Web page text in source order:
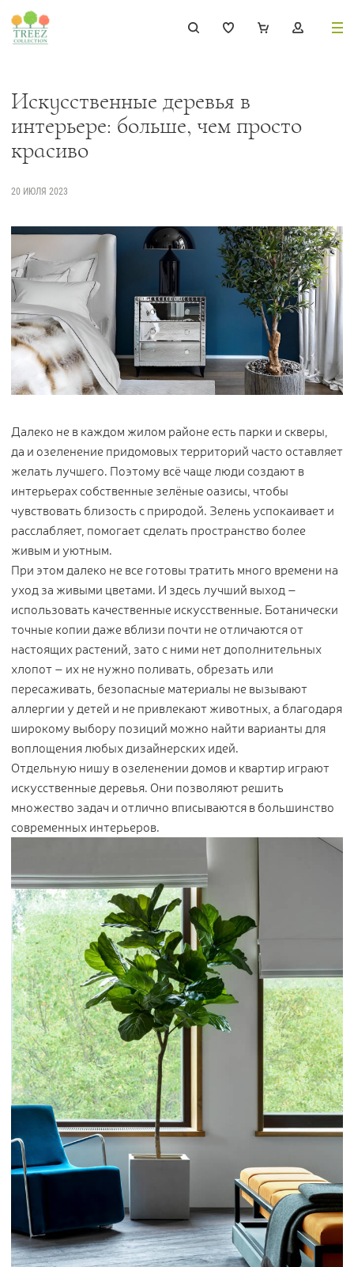
Деревья
Растения, кусты, мох и трава
Ампельные растения
Кашпо
Дизайнерские композиции 17
Цветы 123
Товары с 3D-моделями 499
Алфавитный указатель
О Treez
Доставка и оплата
Вопросы и ответы
Новости
Статьи
Идеи
СМИ о нас
Искусственные деревья в
интерьере: больше, чем просто
красиво
20 ИЮЛЯ 2023
Далеко не в каждом жилом районе есть парки и скверы,
да и озеленение придомовых территорий часто оставляет
желать лучшего. Поэтому всё чаще люди создают в
интерьерах собственные зелёные оазисы, чтобы
чувствовать близость с природой. Зелень успокаивает и
расслабляет, помогает сделать пространство более
живым и уютным.
При этом далеко не все готовы тратить много времени на
уход за живыми цветами. И здесь лучший выход –
использовать качественные искусственные. Ботанически
точные копии даже вблизи почти не отличаются от
настоящих растений, зато с ними нет дополнительных
хлопот – их не нужно поливать, обрезать или
пересаживать, безопасные материалы не вызывают
аллергии у детей и не привлекают животных, а благодаря
широкому выбору позиций можно найти варианты для
воплощения любых дизайнерских идей.
Отдельную нишу в озеленении домов и квартир играют
искусственные деревья. Они позволяют решить
множество задач и отлично вписываются в большинство
современных интерьеров.